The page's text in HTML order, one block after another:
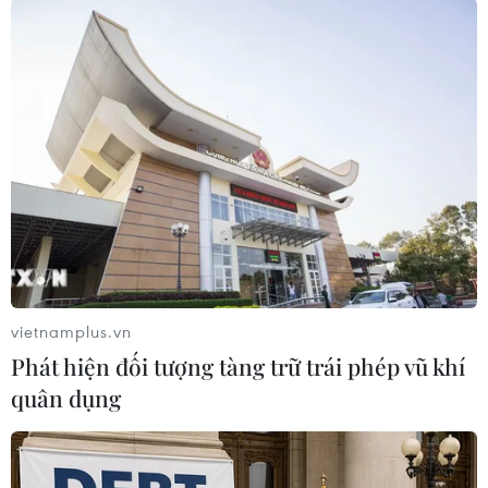
#Hạ viện Anh #Thoả thuận #Boris Johnson
#Brexit
vietnamplus.vn
Phát hiện đối tượng tàng trữ trái phép vũ khí
quân dụng